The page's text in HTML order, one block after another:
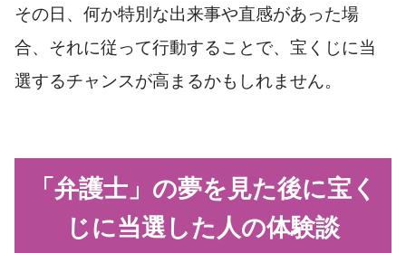
その日、何か特別な出来事や直感があった場
合、それに従って行動することで、宝くじに当
選するチャンスが高まるかもしれません。
「弁護士」の夢を見た後に宝く
じに当選した人の体験談